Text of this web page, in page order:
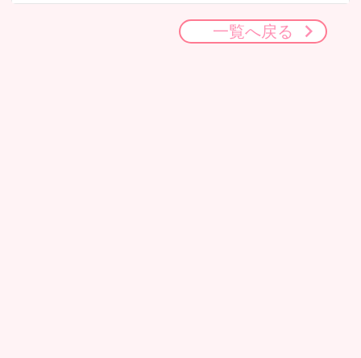
一覧へ戻る